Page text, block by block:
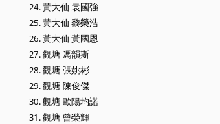
24. 黃大仙 袁國強
25. 黃大仙 黎榮浩
26. 黃大仙 黃國恩
27. 觀塘 馮韻斯
28. 觀塘 張姚彬
29. 觀塘 陳俊傑
30. 觀塘 歐陽均諾
31. 觀塘 曾榮輝